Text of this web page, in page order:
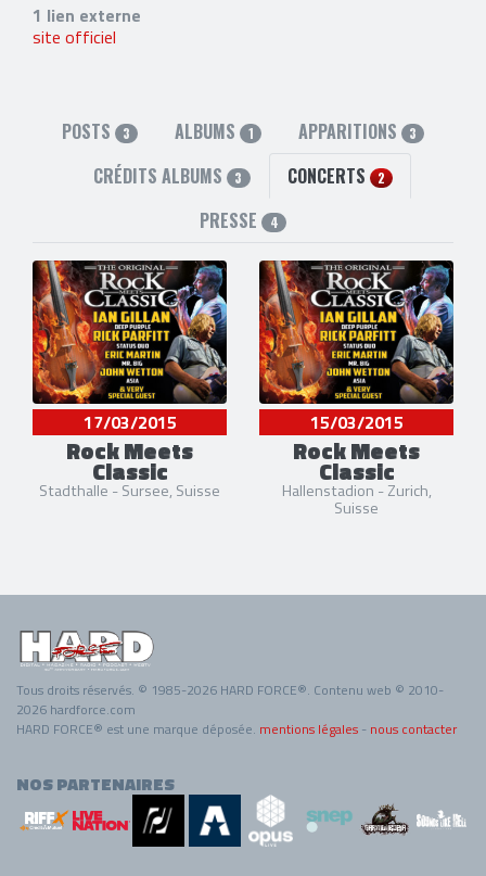
1 lien externe
site officiel
POSTS 3 ALBUMS 1 APPARITIONS 3
CRÉDITS ALBUMS 3 CONCERTS 2
PRESSE 4
17/03/2015
Rock Meets
Classic
Stadthalle - Sursee, Suisse
15/03/2015
Rock Meets
Classic
Hallenstadion - Zurich,
Suisse
Tous droits réservés. © 1985-2026 HARD FORCE®. Contenu web © 2010-
2026 hardforce.com
HARD FORCE® est une marque déposée. mentions légales - nous contacter
NOS PARTENAIRES